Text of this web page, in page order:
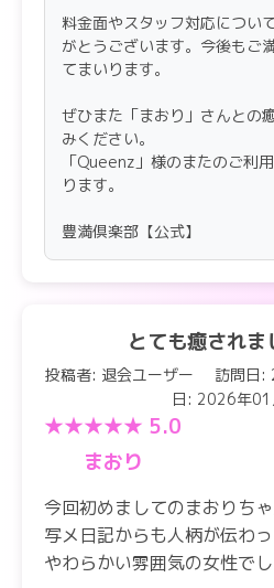
料金面やスタッフ対応につい
がとうございます。今後もご
てまいります。
ぜひまた「まおり」さんとの
みください。
「Queenz」様のまたのご利
ります。
豊満倶楽部【公式】
とても癒されま
投稿者: 退会ユーザー 訪問日:
日: 2026年01
★★★★★ 5.0
まおり
今回初めましてのまおりちゃ
写メ日記からも人柄が伝わ
やわらかい雰囲気の女性でし